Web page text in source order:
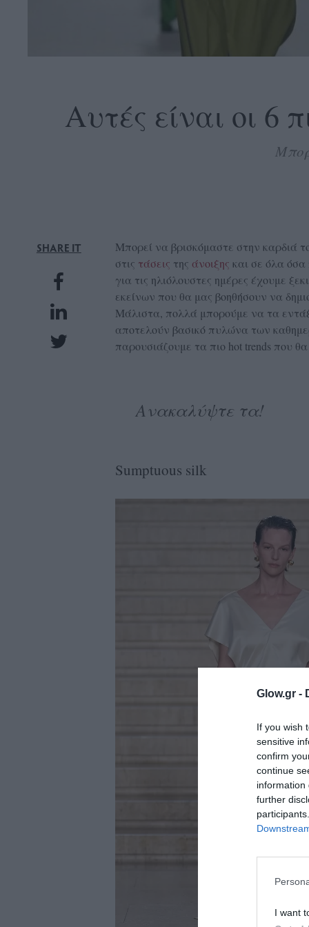
Glow.gr -
If you wish
sensitive
confirm
continue
information
further
I want
Αυτές είναι οι 6
SHARE IT
Μπορεί να βρισκόμαστε στην καρδιά
στις τάσεις της άνοιξης και σε όλα
για τις ηλιόλουστες ημέρες έχουμε
εκείνων που θα μας βοηθήσουν να
Μάλιστα, πολλά μπορούμε να τα
αποτελούν βασικό πυλώνα των
παρουσιάζουμε τα πιο hot trends που
Ανακαλύψτε τα!
Sumptuous silk